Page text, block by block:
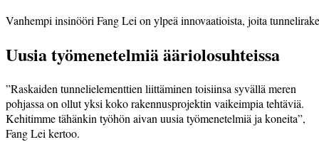
Vanhempi insinööri Fang Lei on ylpeä innovaatioista, joita
Uusia työmenetelmiä ääriolosuhteissa
”Raskaiden tunnelielementtien liittäminen toisiinsa syvällä meren
pohjassa on ollut yksi koko rakennusprojektin vaikeimpia tehtäviä.
Kehitimme tähänkin työhön aivan uusia työmenetelmiä ja koneita”,
Fang Lei kertoo.